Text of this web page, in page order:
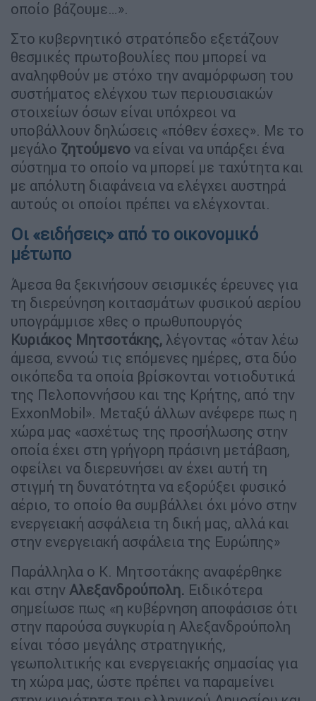
οποίο βάζουμε…».
Στο κυβερνητικό στρατόπεδο εξετάζουν
θεσμικές πρωτοβουλίες που μπορεί να
αναληφθούν με στόχο την αναμόρφωση του
συστήματος ελέγχου των περιουσιακών
στοιχείων όσων είναι υπόχρεοι να
υποβάλλουν δηλώσεις «πόθεν έσχες». Με το
μεγάλο ζητούμενο να είναι να υπάρξει ένα
σύστημα το οποίο να μπορεί με ταχύτητα και
με απόλυτη διαφάνεια να ελέγχει αυστηρά
αυτούς οι οποίοι πρέπει να ελέγχονται.
Οι «ειδήσεις» από το οικονομικό
μέτωπο
Άμεσα θα ξεκινήσουν σεισμικές έρευνες για
τη διερεύνηση κοιτασμάτων φυσικού αερίου
υπογράμμισε χθες ο πρωθυπουργός
Κυριάκος Μητσοτάκης, λέγοντας «όταν λέω
άμεσα, εννοώ τις επόμενες ημέρες, στα δύο
οικόπεδα τα οποία βρίσκονται νοτιοδυτικά
της Πελοποννήσου και της Κρήτης, από την
ExxonMobil». Μεταξύ άλλων ανέφερε πως η
χώρα μας «ασχέτως της προσήλωσης στην
οποία έχει στη γρήγορη πράσινη μετάβαση,
οφείλει να διερευνήσει αν έχει αυτή τη
στιγμή τη δυνατότητα να εξορύξει φυσικό
αέριο, το οποίο θα συμβάλλει όχι μόνο στην
ενεργειακή ασφάλεια τη δική μας, αλλά και
στην ενεργειακή ασφάλεια της Ευρώπης»
Παράλληλα ο Κ. Μητσοτάκης αναφέρθηκε
και στην Αλεξανδρούπολη. Ειδικότερα
σημείωσε πως «η κυβέρνηση αποφάσισε ότι
στην παρούσα συγκυρία η Αλεξανδρούπολη
είναι τόσο μεγάλης στρατηγικής,
γεωπολιτικής και ενεργειακής σημασίας για
τη χώρα μας, ώστε πρέπει να παραμείνει